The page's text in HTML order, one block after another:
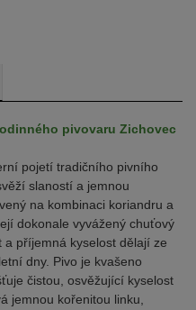
pivovaru Zichovec
pojetí tradičního pivního
slaností a jemnou
na kombinaci koriandru a
dokonale vyvážený chuťový
příjemná kyselost dělají ze
dny. Pivo je kvašeno
čistou, osvěžující kyselost
jemnou kořenitou linku,